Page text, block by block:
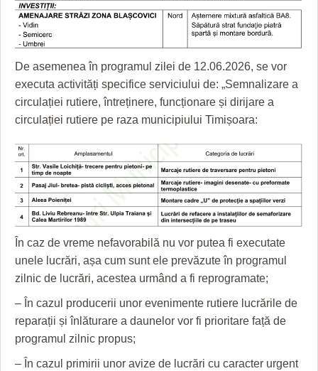
PE SURSE
JOCURI ONLINE
INVATAMANT
JUSTITIE
FILME DOCUMENTARE
CLIPURI VIDEO
JOCURI ONLINE
DIVERSE
FARMACII DIN TIMIŞOARA
HARTA TIMIŞOAREI
LICEE, ŞCOLI ŞI GRĂDINIŢE DIN TIMIŞ
PRIMĂRIILE DIN TIMIŞ
SFATUL MEDICULUI
SFATURI JURIDICE
De asemenea în programul zilei de 12.06.2026, se vor
executa activități specifice serviciului de: „Semnalizare a
circulației rutiere, întreținere, funcționare și dirijare a
circulației rutiere pe raza municipiului Timișoara:
În caz de vreme nefavorabilă nu vor putea fi executate
unele lucrări, așa cum sunt ele prevăzute în programul
zilnic de lucrări, acestea urmând a fi reprogramate;
– În cazul producerii unor evenimente rutiere lucrările de
reparații și înlăturare a daunelor vor fi prioritare față de
programul zilnic propus;
– În cazul primirii unor avize de lucrări cu caracter urgent